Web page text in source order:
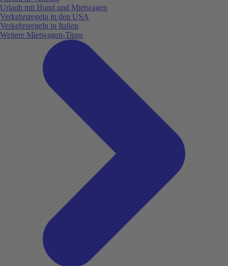
Urlaub mit Hund und Mietwagen
Verkehrsregeln in den USA
Verkehrsregeln in Italien
Weitere Mietwagen-Tipps